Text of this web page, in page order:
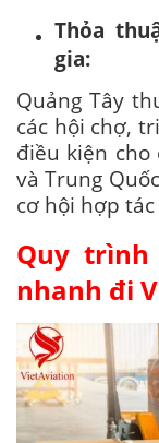
Thỏa
gia:
Quảng Tây
các hội chợ,
điều kiện cho
và Trung
cơ hội hợp
Quy
nhanh đi